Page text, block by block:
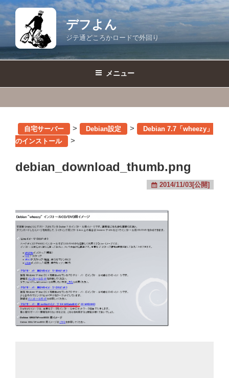
コ
ン
デフよん
ジテ通どころかロードで外回り
メニュー
自宅サーバー > Debian設定 >
Debian 7.7「wheezy」
のインストール
>
debian_download_thumb.png
2014/11/03[公開]